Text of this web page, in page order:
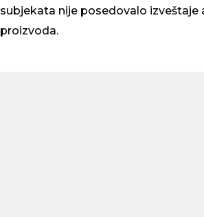
subjekata nije posedovalo
proizvoda.